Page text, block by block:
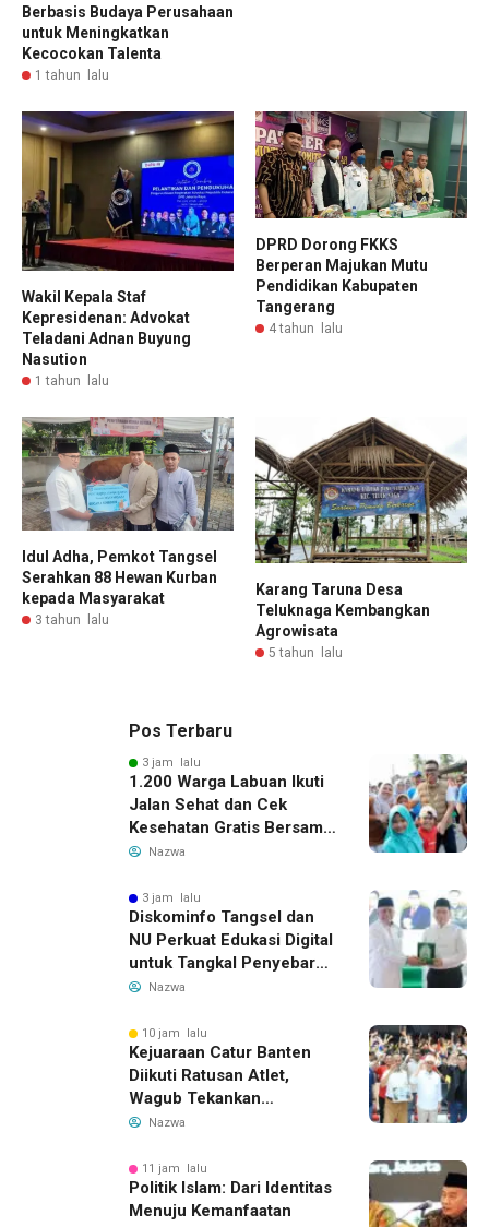
Berbasis Budaya Perusahaan
untuk Meningkatkan
Kecocokan Talenta
1 tahun lalu
Wakil Kepala Staf
Kepresidenan: Advokat
Teladani Adnan Buyung
Nasution
1 tahun lalu
DPRD Dorong FKKS
Berperan Majukan Mutu
Pendidikan Kabupaten
Tangerang
4 tahun lalu
Idul Adha, Pemkot Tangsel
Serahkan 88 Hewan Kurban
kepada Masyarakat
3 tahun lalu
Karang Taruna Desa
Teluknaga Kembangkan
Agrowisata
5 tahun lalu
Pos Terbaru
3 jam lalu
1.200 Warga Labuan Ikuti
Jalan Sehat dan Cek
Kesehatan Gratis Bersama
Gubernur Banten
Nazwa
3 jam lalu
Diskominfo Tangsel dan
NU Perkuat Edukasi Digital
untuk Tangkal Penyebaran
Hoaks
Nazwa
10 jam lalu
Kejuaraan Catur Banten
Diikuti Ratusan Atlet,
Wagub Tekankan
Pembinaan Dini
Nazwa
11 jam lalu
Politik Islam: Dari Identitas
Menuju Kemanfaatan